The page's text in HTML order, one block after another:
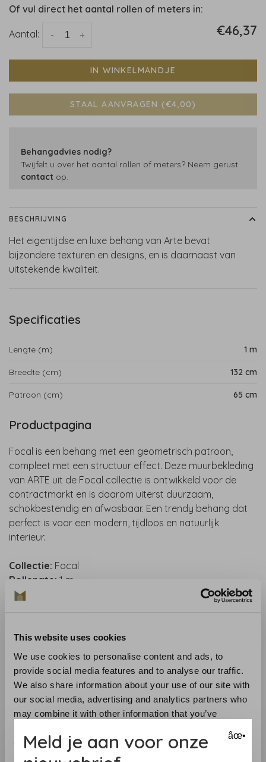
This website uses cookies
We use cookies to personalise content and ads, to
provide social media features and to analyse our traffic.
We also share information about your use of our site with
our social media, advertising and analytics partners who
may combine it with other information that you’ve
of their services.
Of vul direct het aantal rollen of meters in:
Aantal: +
- €46,37
IN WINKELMANDJE
STAAL AANVRAGEN (€4,00)
Behangadvies nodig?
Twijfelt u over het aantal rollen of meters? Neem gerust
contact op.
BESCHRIJVING
Het eigentijdse en luxe behang van Arte bevat
bijzondere texturen en designs, en is daarnaast van
uitstekende kwaliteit.
Specificaties
Lengte (m) 1 m
Breedte (cm) 132 cm
Patroon (cm) 65 cm
Productpagina
Focal is een behang met een geometrisch patroon,
compleet met een structuur effect. Deze muurbekleding
van ARTE uit de Focal collectie is ontwikkeld voor de
contractmarkt en is daarom uiterst duurzaam,
schokbestendig en afwasbaar. Een trendy behang dat
perfect is voor een modern, tijdloos en natuurlijk
interieur.
Collectie: Focal
Rollengte: 1 m
Rolbreedte (cm ):
Aanbevolen lijm :Arte Clearpro or 100% dispersion
adhesive
Toepassing: verlijmen van de muur. Lees aandachtig de
aanwijzingen op de verpakking. Bij twijfel helpen we je
Verwijdering:
volledig droog verwijderbaar
Lichtechtheid:goed
Benieuwd naar het behang? Bezoek onze behangwinkel
âœ•
Meld je aan voor onze